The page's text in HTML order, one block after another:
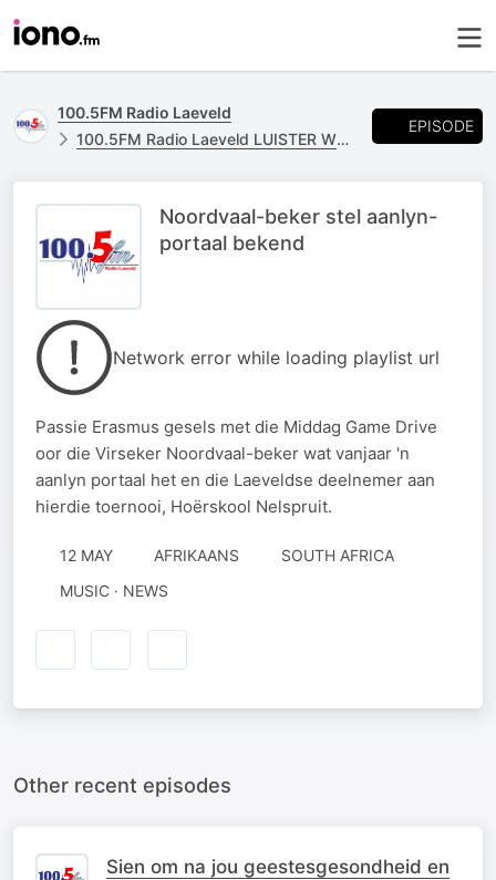
100.5FM Radio Laeveld
100.5FM Radio Laeveld LUISTER WEER
EPISODE
Noordvaal-beker stel aanlyn-
portaal bekend
Network error while loading playlist url
Passie Erasmus gesels met die Middag Game Drive
oor die Virseker Noordvaal-beker wat vanjaar 'n
aanlyn portaal het en die Laeveldse deelnemer aan
hierdie toernooi, Hoërskool Nelspruit.
12 MAY AFRIKAANS
SOUTH AFRICA
MUSIC · NEWS
Other recent episodes
Sien om na jou geestesgesondheid en